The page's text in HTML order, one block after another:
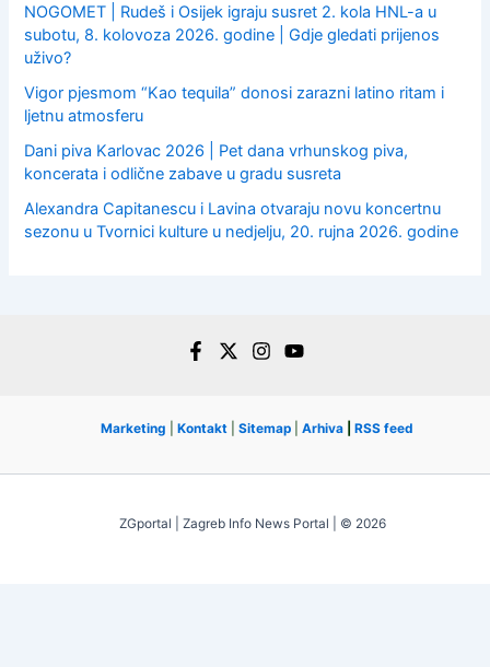
NOGOMET | Rudeš i Osijek igraju susret 2. kola HNL-a u
subotu, 8. kolovoza 2026. godine | Gdje gledati prijenos
uživo?
Vigor pjesmom “Kao tequila” donosi zarazni latino ritam i
ljetnu atmosferu
Dani piva Karlovac 2026 | Pet dana vrhunskog piva,
koncerata i odlične zabave u gradu susreta
Alexandra Capitanescu i Lavina otvaraju novu koncertnu
sezonu u Tvornici kulture u nedjelju, 20. rujna 2026. godine
Marketing Kontakt Sitemap Arhiva RSS feed
ZGportal | Zagreb Info News Portal | © 2026